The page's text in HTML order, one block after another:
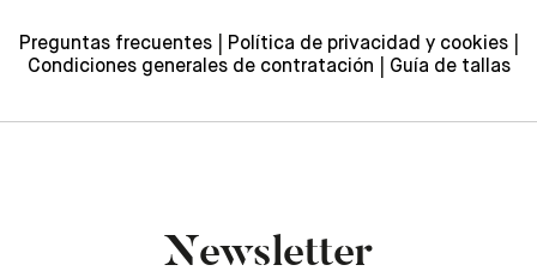
Preguntas frecuentes
Política de privacidad y cookies
Condiciones generales de contratación
Guía de tallas
Newsletter